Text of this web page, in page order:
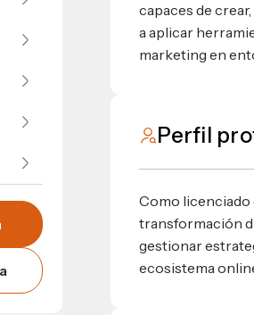
capaces de
a aplicar
marketing en
Perfil
Como licenciado
transformación
gestionar
ecosistema